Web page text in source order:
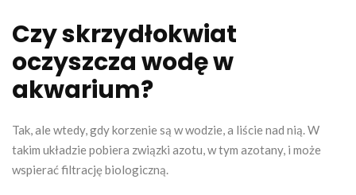
Czy skrzydłokwiat
oczyszcza wodę w
akwarium?
Tak, ale wtedy, gdy korzenie są w wodzie, a liście nad nią. W
takim układzie pobiera związki azotu, w tym azotany, i może
wspierać filtrację biologiczną.